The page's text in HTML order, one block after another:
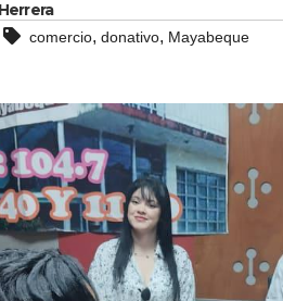
comercio, donativo, Mayabeque